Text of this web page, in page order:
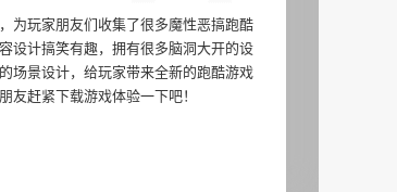
为玩家朋友们收集了很多魔性恶搞跑酷
设计搞笑有趣，拥有很多脑洞大开的设
场景设计，给玩家带来全新的跑酷游戏
友赶紧下载游戏体验一下吧！